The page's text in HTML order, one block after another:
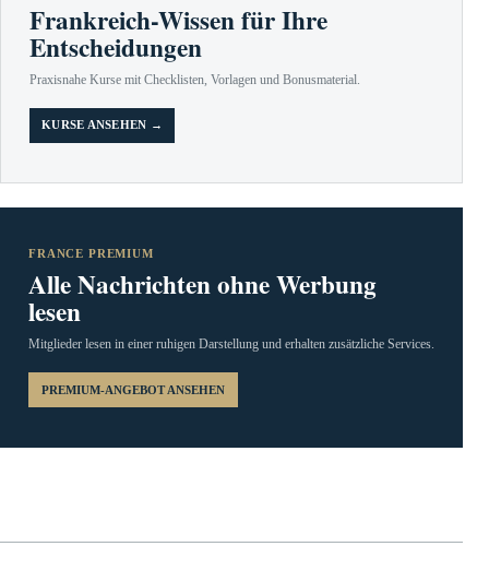
Frankreich-Wissen für Ihre
Entscheidungen
Praxisnahe Kurse mit Checklisten, Vorlagen und Bonusmaterial.
KURSE ANSEHEN →
FRANCE PREMIUM
Alle Nachrichten ohne Werbung
lesen
Mitglieder lesen in einer ruhigen Darstellung und erhalten zusätzliche Services.
PREMIUM-ANGEBOT ANSEHEN